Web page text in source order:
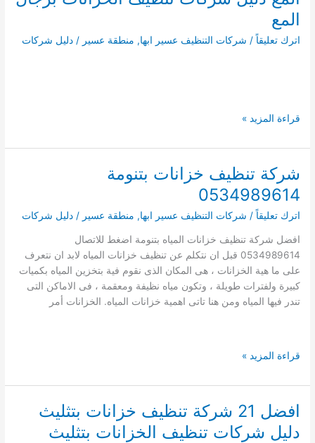
المع
اترك تعليقاً / شركات التنظيف عسير ابها, منطقة عسير /دليل شركات
افضل
شركة
خزانات
برجال
المع
شركات
تنظيف
الخزانات
برجال
المع
قراءة المزيد »
شركة تنظيف خزانات بتنومة
0534989614
اترك تعليقاً / شركات التنظيف عسير ابها, منطقة عسير /دليل شركات
افضل شركة تنظيف خزانات المياه بتنومة اضغط للاتصال
0534989614 قبل ان نتكلم عن تنظيف خزانات المياه لابد ان نتعرف
على ما هية الخزانات ، هى المكان الذى نقوم فية بتخزين المياه بكميات
كبيرة ولفترات طويلة ، وتكون مياه نظيفة ومعقمة ، فى الاماكن التى
تندر فيها المياه ومن هنا تاتى اهمية خزانات المياه. الخزانات أمر
شركة
خزانات
بتنومة
0534989614
قراءة المزيد »
افضل 21 شركة تنظيف خزانات بتثليث
دليل شركات تنظيف الخزانات بتثليث